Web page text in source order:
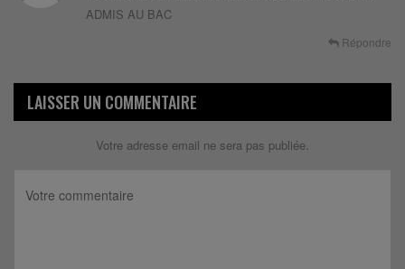
ADMIS AU BAC
Répondre
LAISSER UN COMMENTAIRE
Votre adresse email ne sera pas publiée.